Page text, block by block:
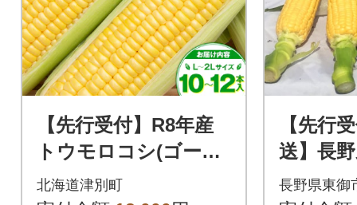
【先行受付】R8年産
トウモロコシ(ゴール
ドラッシュ) 10〜12本
北海道津別町
【先行
送】長
こし(ゴ
長野県東御